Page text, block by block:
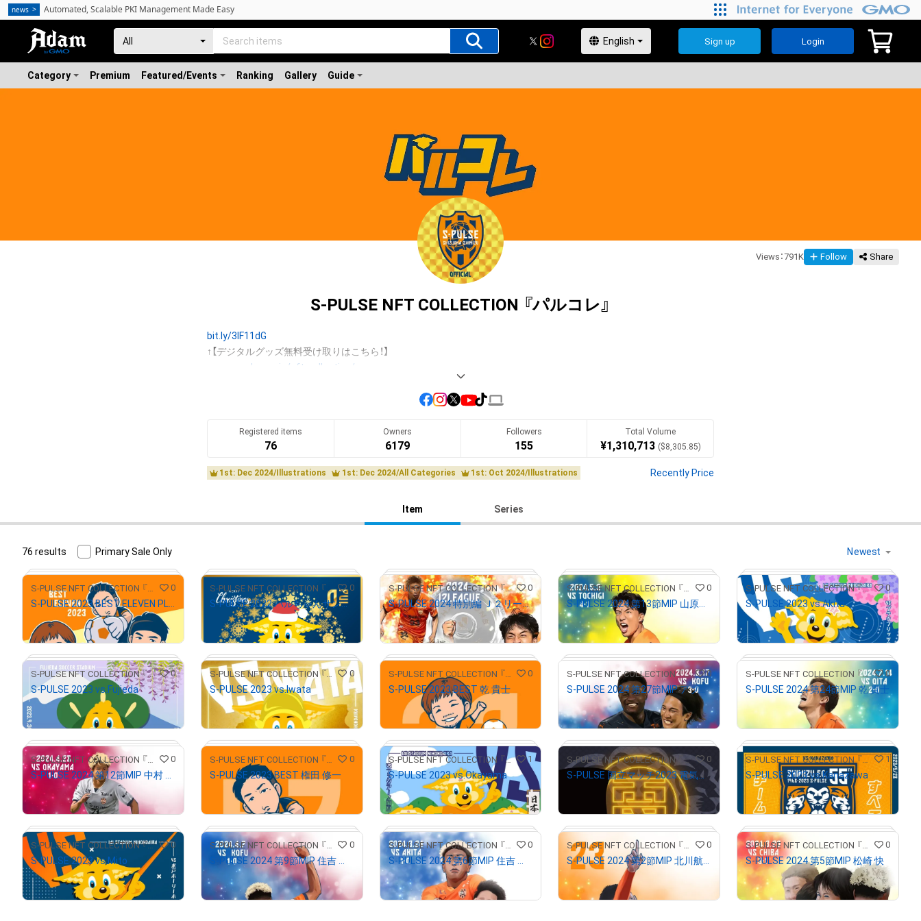
Sign up Login
Category Premium Featured/Events Ranking Gallery Guide
Views ：791K Follow Share
S-PULSE NFT COLLECTION 『パルコレ』
bit.ly/3IF11dG
www.s-pulse.co.jp/nft-collection/
コレクションしてくださった方限定のキャンペーンやイベントなども開催予定。
Translate(AI)
Registered items
76
Owners
6179
Followers
155
Total Volume
¥1,310,713 ($8,305.85)
1st: Dec 2024/Illustrations 1st: Dec 2024/All Categories 1st: Oct 2024/Illustrations Recently Price
Item Series
76 results Primary Sale Only
# 10/30
0
800 ($5.07 )
# 15/20
S-PULSE NFT COLLECTION 『パルコレ』 0
S-PULSE 2022 パルちゃんサンタ -Merry Christmas!!-
1,000 ($6.34)
# 15/50
S-PULSE NFT COLLECTION 『パルコレ』 0
S-PULSE 2024 特別編 Ｊ２リーグベストイレブン
¥1,000 ($6.34)
# 23/50
0
¥ 1,000 ($6.34)
# 56/432
S-PULSE NFT COLLECTION 『パルコレ』 0
S-PULSE 2023 vs.Akita
¥1,000 ($6.34)
# 37/120
S-PULSE NFT COLLECTION 『パルコレ』 0
S-PULSE 2023 vs.Fujieda
¥ 1,000 ($6.34)
# 26/120
S-PULSE NFT COLLECTION 『パルコレ』 0
S-PULSE 2023 vs.Iwata
1,000 ($6.34)
# 10/30
S-PULSE NFT COLLECTION 『パルコレ』 0
S-PULSE 2023 BEST 乾 貴士
1,000 ($6.34 )
# 49/50
S-PULSE NFT COLLECTION 『パルコレ』 0
2,500 ($15.84)
# 7/50
S-PULSE NFT COLLECTION 『パルコレ』 0
S-PULSE 2024 第24節MIP 乾 貴士
¥2,200 13.94)
# 41/50
0
¥ 1,000 $6.34)
# 17/30
S-PULSE NFT COLLECTION 『パルコレ』 0
S-PULSE 2023 BEST 権田 修一
1,000 ($6.34)
# 106/432
S-PULSE NFT COLLECTION 『パルコレ』 1
S-PULSE 2023 vs.Okayama
¥500 $3.17)
# 132/2500
S-PULSE NFT COLLECTION 『パルコレ』 0
S-PULSE 国立マッチ2023 電気グルーヴコラボ
($6.34)
# 105/432
1
S-PULSE 2023 vs.Kanazawa
500 $3.17)
S-PULSE NFT COLLECTION 『パルコレ』 0
S-PULSE 2023 vs.Mito
¥500 ($3.17)
S-PULSE NFT COLLECTION 『パルコレ』 0
¥ 2,480 15.72)
S-PULSE NFT COLLECTION 『パルコレ』 0
¥ 2,480 $ 15.72)
0
¥ 650 4.12)
0
S-PULSE 2024 第5節MIP 松崎 快
¥ 2,480 ($15.72)
news Automated, Scalable PKI Management Made Easy